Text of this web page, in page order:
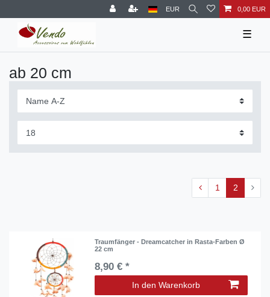
EUR 0,00 EUR
☰
ab 20 cm
1 2
Traumfänger - Dreamcatcher in Rasta-Farben Ø
22 cm
8,90 € *
In den Warenkorb